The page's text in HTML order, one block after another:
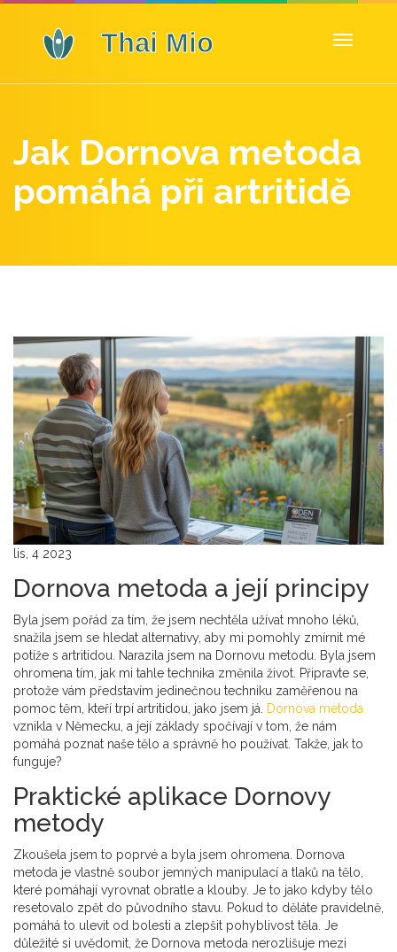
Zobrazit
Jak Dornova metoda
pomáhá při artritidě
lis, 4 2023
Dornova metoda a její principy
Byla jsem pořád za tím, že jsem nechtěla užívat mnoho léků,
snažila jsem se hledat alternativy, aby mi pomohly zmírnit mé
potíže s artritidou. Narazila jsem na Dornovu metodu. Byla jsem
ohromena tím, jak mi tahle technika změnila život. Připravte se,
protože vám představím jedinečnou techniku zaměřenou na
pomoc těm, kteří trpí artritidou, jako jsem já.
Dornova metoda
vznikla v Německu, a její základy spočívají v tom, že nám
pomáhá poznat naše tělo a správně ho používat. Takže, jak to
funguje?
Praktické aplikace Dornovy
metody
Zkoušela jsem to poprvé a byla jsem ohromena. Dornova
metoda je vlastně soubor jemných manipulací a tlaků na tělo,
které pomáhají vyrovnat obratle a klouby. Je to jako kdyby tělo
resetovalo zpět do původního stavu. Pokud to děláte pravidelně,
pomáhá to ulevit od bolesti a zlepšit pohyblivost těla. Je
důležité si uvědomit, že Dornova metoda nerozlišuje mezi